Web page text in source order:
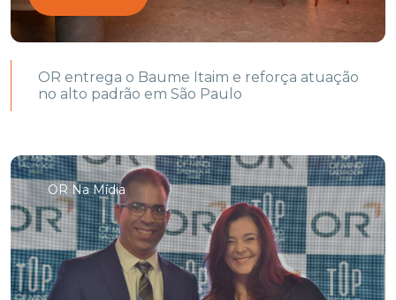
OR entrega o Baume Itaim e reforça atuação
no alto padrão em São Paulo
OR Na Mídia